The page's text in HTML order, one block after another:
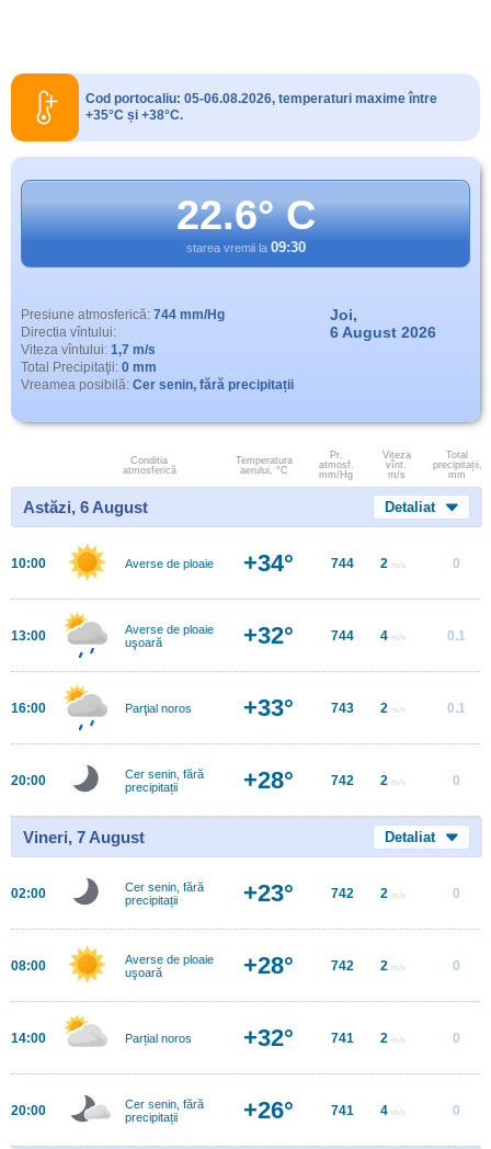
Cod portocaliu: 05-06.08.2026, temperaturi maxime între
+35°C și +38°C.
22.6° C
starea vremii la 09:30
Presiune atmosferică: 744 mm/Hg
Directia vîntului:
Viteza vîntului: 1,7 m/s
Total Precipitaţii: 0 mm
Vreamea posibilă: Cer senin, fără precipitații
Joi,
6 August 2026
Conditia
atmosferică
Temperatura
aerului, °C
Pr.
atmosf.
mm/Hg
Viteza
vînt.
m/s
Total
precipitații,
mm
Astăzi, 6 August Detaliat
10:00 Averse de ploaie +34° 744 2 m/s 0
13:00
Averse de ploaie
uşoară
+32° 744 4 m/s 0.1
16:00 Parţial noros +33° 743 2 m/s 0.1
20:00
Cer senin, fără
precipitații
+28° 742 2 m/s 0
Vineri, 7 August Detaliat
02:00
Cer senin, fără
precipitații
+23° 742 2 m/s 0
08:00
Averse de ploaie
uşoară
+28° 742 2 m/s 0
14:00 Parțial noros +32° 741 2 m/s 0
20:00
Cer senin, fără
precipitații
+26° 741 4 m/s 0